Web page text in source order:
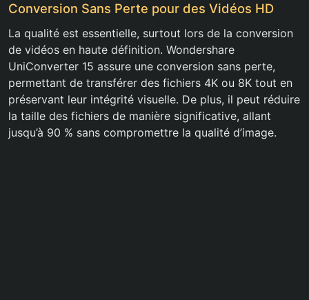
Conversion Sans Perte pour des Vidéos HD
La qualité est essentielle, surtout lors de la conversion
de vidéos en haute définition. Wondershare
UniConverter 15 assure une conversion sans perte,
permettant de transférer des fichiers 4K ou 8K tout en
préservant leur intégrité visuelle. De plus, il peut réduire
la taille des fichiers de manière significative, allant
jusqu’à 90 % sans compromettre la qualité d’image.